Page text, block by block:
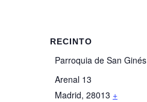
RECINTO
Parroquia de San Ginés
Arenal 13
Madrid, 28013 +